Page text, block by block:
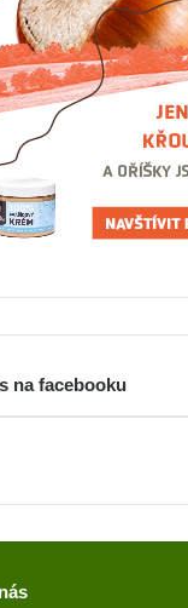
na facebooku